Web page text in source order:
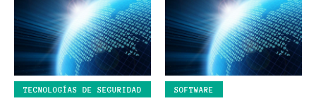
TECNOLOGÍAS DE SEGURIDAD SOFTWARE